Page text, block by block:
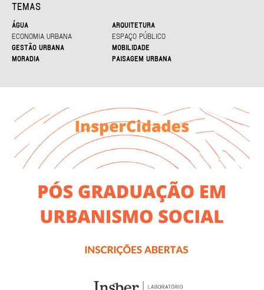
TEMAS
ÁGUA
ARQUITETURA
ECONOMIA URBANA
ESPAÇO PÚBLICO
GESTÃO URBANA
MOBILIDADE
MORADIA
PAISAGEM URBANA